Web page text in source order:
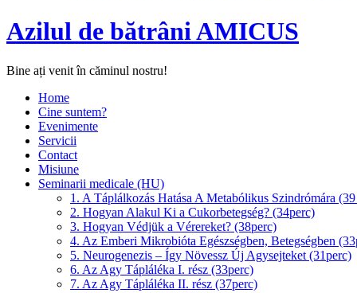
Azilul de bătrâni AMICUS
Bine ați venit în căminul nostru!
Home
Cine suntem?
Evenimente
Servicii
Contact
Misiune
Seminarii medicale (HU)
1. A Táplálkozás Hatása A Metabólikus Szindrómára
2. Hogyan Alakul Ki a Cukorbetegség? (34perc)
3. Hogyan Védjük a Vérereket? (38perc)
4. Az Emberi Mikrobióta Egészségben, Betegségben
5. Neurogenezis – Így Növessz Új Agysejteket (31perc)
6. Az Agy Tápláléka I. rész (33perc)
7. Az Agy Tápláléka II. rész (37perc)